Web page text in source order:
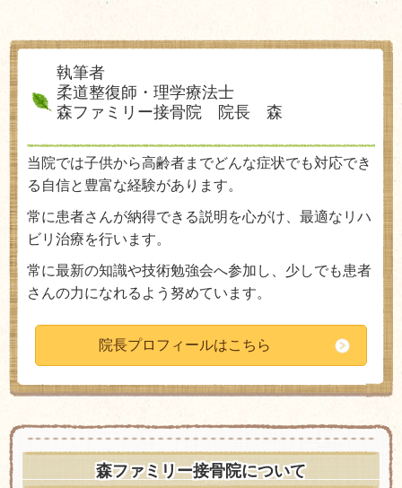
執筆者
柔道整復師・理学療法士
森ファミリー接骨院 院長 森
当院では子供から高齢者までどんな症状でも対応でき
る自信と豊富な経験があります。
常に患者さんが納得できる説明を心がけ、最適なリハ
ビリ治療を行います。
常に最新の知識や技術勉強会へ参加し、少しでも患者
さんの力になれるよう努めています。
院長プロフィールはこちら
森ファミリー接骨院について